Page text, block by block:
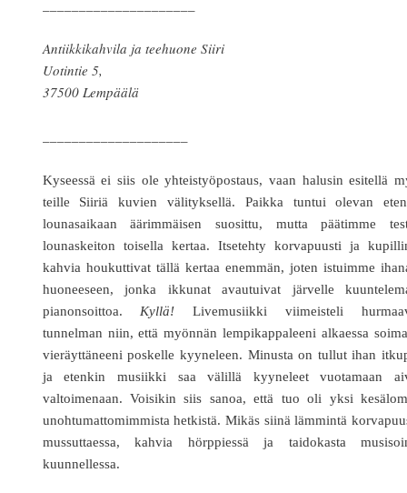
Antiikkikahvila ja teehuone Siiri
Uotintie 5,
37500 Lempäälä
Kyseessä ei siis ole yhteistyöpostaus, vaan halusin esitellä
teille Siiriä kuvien välityksellä. Paikka tuntui olevan
lounasaikaan äärimmäisen suosittu, mutta päätimme
lounaskeiton toisella kertaa. Itsetehty korvapuusti ja
kahvia houkuttivat tällä kertaa enemmän, joten istuimme
huoneeseen, jonka ikkunat avautuivat järvelle
pianonsoittoa. Kyllä! Livemusiikki viimeisteli
tunnelman niin, että myönnän lempikappaleeni alkaessa
vieräyttäneeni poskelle kyyneleen. Minusta on tullut ihan
ja etenkin musiikki saa välillä kyyneleet vuotamaan
valtoimenaan. Voisikin siis sanoa, että tuo oli yksi
unohtumattomimmista hetkistä. Mikäs siinä lämmintä
mussuttaessa, kahvia hörppiessä ja taidokasta
kuunnellessa.